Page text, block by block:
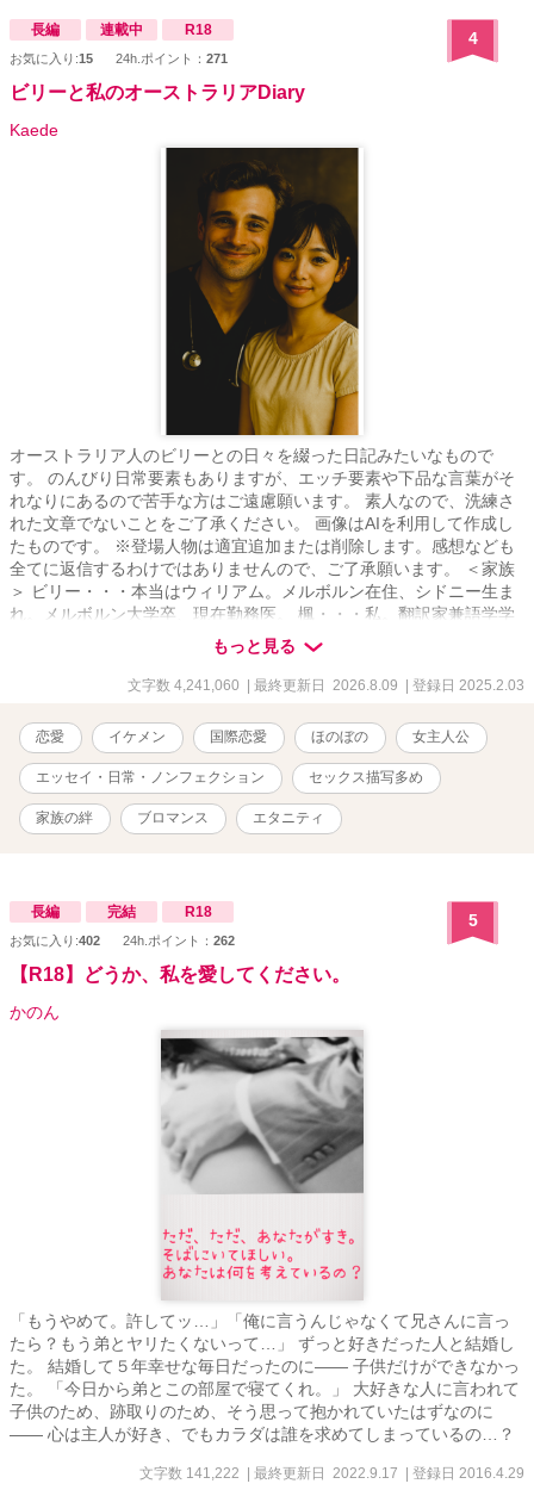
長編 連載中 R18
お気に入り:15 24h.ポイント： 271
4
ビリーと私のオーストラリアDiary
Kaede
オーストラリア人のビリーとの日々を綴った日記みたいなもので
す。 のんびり日常要素もありますが、エッチ要素や下品な言葉がそ
れなりにあるので苦手な方はご遠慮願います。 素人なので、洗練さ
れた文章でないことをご了承ください。 画像はAIを利用して作成し
たものです。 ※登場人物は適宜追加または削除します。感想なども
全てに返信するわけではありませんので、ご了承願います。 ＜家族
＞ ビリー・・・本当はウィリアム。メルボルン在住、シドニー生ま
れ。メルボルン大学卒、現在勤務医。 楓・・・私。翻訳家兼語学学
校の事務員。ビリーの家族とか知り合いは「カエ」って呼ぶ。 グウ
ェン・・・ビリーのお母さん。ブティック経営者。 メーガン・・・
ビリーの妹。教師。サーフィン大好き。ブリスベン在住。 ノエ
空エンジニア。 父と母・・・名前は「ジュン」と「ミカ」。横浜に
住んでいる。 ザンダー・・・ビリーの甥。 メイ・・・私とビリーの
娘。 ＜病院関係者＞ フレッド・・・コリンの後輩の整形外科医。私
のお友達。 コリン・・・整形外科医。私のお友達。 アダム・・・ビ
リーの同僚で大学時代からの大親友。今では私の親友みたいな人。
デニー・・・産婦人科医。テッドと交際しているお姉さんがいる。
ド・・・ビリーの上司。美しいバラ庭園を持っている。 ジェ
イ・・・ビリーの後輩。息子はマーティン。 フィン・・・ビリーと
ネイトの秘書。不整脈持ち。 ＜その他＞ ライル・・・翻訳エージェ
ントで仲の良いお友達。その後同僚になる。 クラリッサ・・・ライ
イト先の同僚。同僚っていうよりいいお友達。 ジェイミー・・・バ
イト先の同僚。息子・ティモシーとリンっていうケータリング業を
しているパートナーがいる。 ケビン・・・バイト先の同僚。アメリ
カ人。 愛ちゃん・・・私が翻訳コースに通っていた時に知り合った
日本人の女の子。スティーブンと交際している。 美咲ちゃん・・・
ヨガのレッスンで知り合った日本人のお友達。旅行会社に勤務して
翻訳コース合格を目指している。 久美さん・・・ライルの会社の翻
訳パーティーで知り合った人。
もっと見る
文字数 4,241,060 | 最終更新日 2026.8.09 | 登録日 2025.2.03
恋愛 イケメン 国際恋愛 ほのぼの 女主人公
エッセイ・日常・ノンフェクション セックス描写多め
家族の絆 ブロマンス エタニティ
長編 完結 R18
お気に入り:402 24h.ポイント： 262
5
【R18】どうか、私を愛してください。
かのん
「もうやめて。許してッ…」「俺に言うんじゃなくて兄さんに言っ
たら？もう弟とヤリたくないって…」 ずっと好きだった人と結婚し
た。 結婚して５年幸せな毎日だったのに―― 子供だけができなかっ
た。 「今日から弟とこの部屋で寝てくれ。」 大好きな人に言われて
子供のため、跡取りのため、そう思って抱かれていたはずなのに
―― 心は主人が好き、でもカラダは誰を求めてしまっているの…？
文字数 141,222 | 最終更新日 2022.9.17 | 登録日 2016.4.29